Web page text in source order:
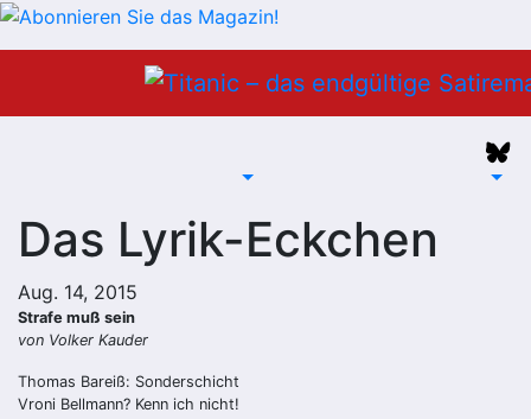
Das Lyrik-Eckchen
Aug. 14, 2015
Strafe muß sein
von Volker Kauder
Thomas Bareiß: Sonderschicht
Vroni Bellmann? Kenn ich nicht!